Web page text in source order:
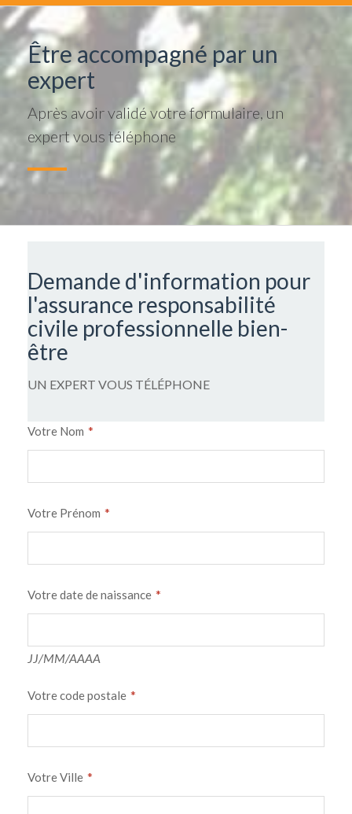
Être accompagné par un
expert
Après avoir validé votre formulaire, un
expert vous téléphone
Demande d'information pour
l'assurance responsabilité
civile professionnelle bien-
être
UN EXPERT VOUS TÉLÉPHONE
Votre Nom *
Votre Prénom *
Votre date de naissance *
JJ/MM/AAAA
Votre code postale *
Votre Ville *